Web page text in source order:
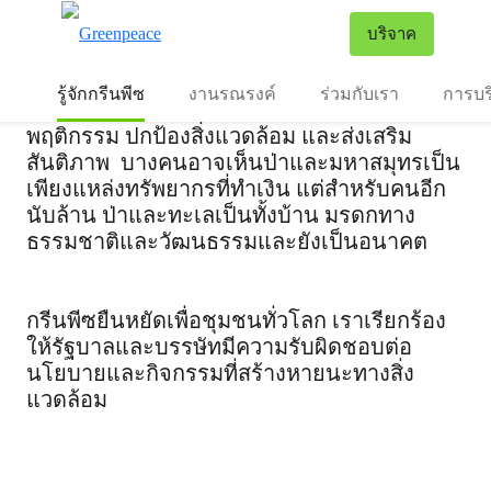
บริจาค
รู้จักกรีนพีซ งานรณรงค์ ร่วมกับเรา การบ
กรีนพีซคือใคร
กรีนพีซเป็นองค์กรรณรงค์อิสระระดับโลกที่
ลงมือทำเพื่อเปลี่ยนแปลงทัศนคติ และ
พฤติกรรม ปกป้องสิ่งแวดล้อม และส่งเสริม
สันติภาพ บางคนอาจเห็นป่าและมหาสมุทรเป็น
เพียงแหล่งทรัพยากรที่ทำเงิน แต่สำหรับคนอีก
นับล้าน ป่าและทะเลเป็นทั้งบ้าน มรดกทาง
ธรรมชาติและวัฒนธรรมและยังเป็นอนาคต
กรีนพีซยืนหยัดเพื่อชุมชนทั่วโลก เราเรียกร้อง
ให้รัฐบาลและบรรษัทมีความรับผิดชอบต่อ
นโยบายและกิจกรรมที่สร้างหายนะทางสิ่ง
แวดล้อม